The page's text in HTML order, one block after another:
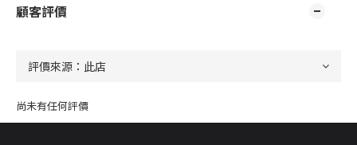
顧客評價
尚未有任何評價